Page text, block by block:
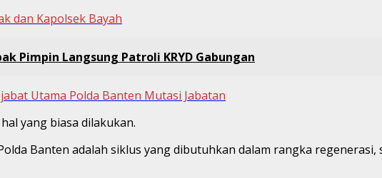
dan Kapolsek Bayah
Pimpin Langsung Patroli KRYD Gabungan
Utama Polda Banten Mutasi Jabatan
yang biasa dilakukan.
Banten adalah siklus yang dibutuhkan dalam rangka